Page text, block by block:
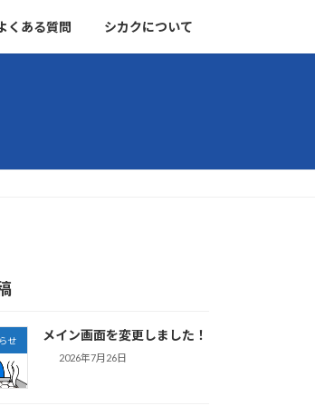
くある質問 シカクについて
せ メイン画面を変更しました！
2026年7月26日